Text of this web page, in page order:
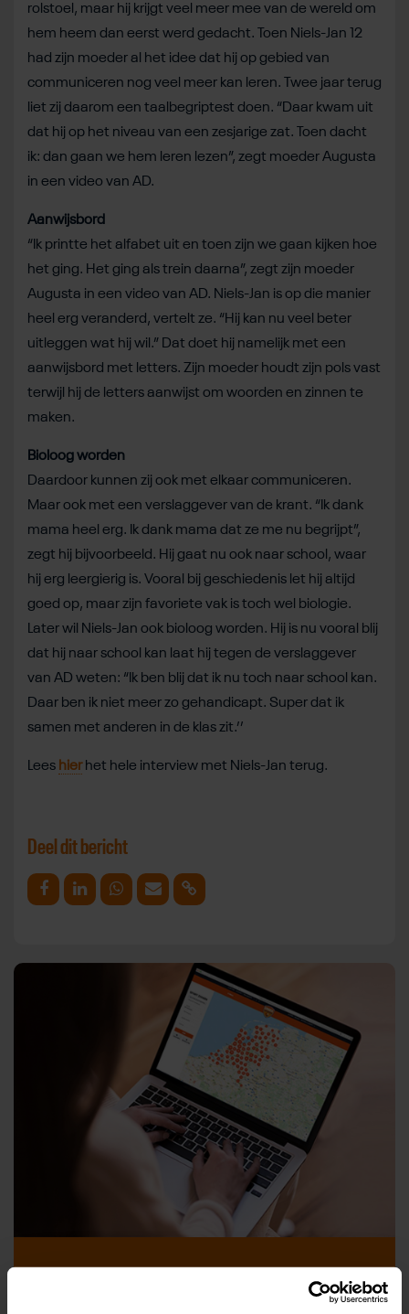
rolstoel, maar hij krijgt veel meer mee van de wereld om
hem heem dan eerst werd gedacht. Toen Niels-Jan 12
had zijn moeder al het idee dat hij op gebied van
communiceren nog veel meer kan leren. Twee jaar terug
liet zij daarom een taalbegriptest doen. “Daar kwam uit
dat hij op het niveau van een zesjarige zat. Toen dacht
ik: dan gaan we hem leren lezen”, zegt moeder Augusta
in een video van AD.
Aanwijsbord
“Ik printte het alfabet uit en toen zijn we gaan kijken hoe
het ging. Het ging als trein daarna”, zegt zijn moeder
Augusta in een video van AD. Niels-Jan is op die manier
heel erg veranderd, vertelt ze. “Hij kan nu veel beter
uitleggen wat hij wil.” Dat doet hij namelijk met een
aanwijsbord met letters. Zijn moeder houdt zijn pols vast
terwijl hij de letters aanwijst om woorden en zinnen te
maken.
Bioloog worden
Daardoor kunnen zij ook met elkaar communiceren.
Maar ook met een verslaggever van de krant. “Ik dank
mama heel erg. Ik dank mama dat ze me nu begrijpt”,
zegt hij bijvoorbeeld. Hij gaat nu ook naar school, waar
hij erg leergierig is. Vooral bij geschiedenis let hij altijd
goed op, maar zijn favoriete vak is toch wel biologie.
Later wil Niels-Jan ook bioloog worden. Hij is nu vooral blij
dat hij naar school kan laat hij tegen de verslaggever
van AD weten: “Ik ben blij dat ik nu toch naar school kan.
Daar ben ik niet meer zo gehandicapt. Super dat ik
samen met anderen in de klas zit.’’
Lees hierhet hele interview met Niels-Jan terug.
Deel dit bericht
Deel op Facebook
Deel op LinkedinDeel op Whatsapp
Mail link Kopieer link